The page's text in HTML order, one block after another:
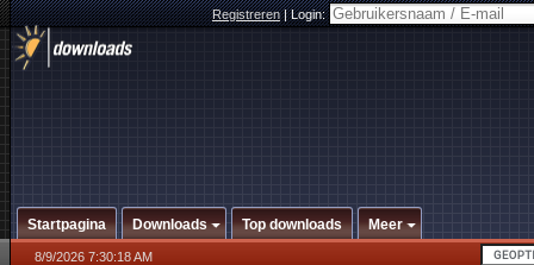
Registreren|Login:
Startpagina Downloads Top downloads Meer
8/9/2026 7:30:18 AM